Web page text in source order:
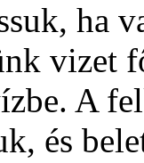
ha
vizet
A
és